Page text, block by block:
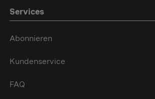
Services
Abonnieren
Kundenservice
FAQ